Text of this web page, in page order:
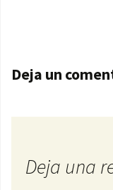
Deja un
Deja una